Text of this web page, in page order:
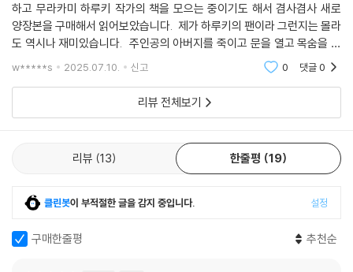
나카타와 호시노는 입구의 돌을 찾아 힘겹게 문을 열었다. 그럼에도 눈앞
에 보이는 세계는 변하지 않았다. 한 세계의 끝에 닿는다고 해도 이미 일어
난 일은 돌이킬 수 없다. 그럼에도 삶을 포기할 수 없는 것은 직접 해보지
않고서는 알 수 없는 일들이 있기 때문이다. 어디에나 있을 법한 평범한 돌
이 사실은 비밀의 문을 여는 입구였듯이, 눈에 보이지 않는 복잡한 규칙들
이 세계를 움직이고 있는지도 모른다. 매일 달라지는 세계를 완전히 이해
고된 하루의 끝에서 우리는 눈을 감는다.
“너는 이제 잠을 자는 것이 좋겠어” 하고 까마귀라고 불리는 소년이 말한
다. “잠을 자고 다시 눈을 떴을 때, 너는 새로운 세계의 일부가 되어 있을 거
야.”
이윽고 너는 잠이 든다. 그리고 눈을 떴을 때, 너는 새로운 세계의 일부가
하고 무라카미 하루키 작가의 책을 모으는 중이기도 해서 겸사겸사 새로
양장본을 구매해서 읽어보았습니다. 제가 하루키의 팬이라 그런지는 몰라
도 역시나 재미있습니다. 주인공의 아버지를 죽이고 문을 열고 목숨을 잃
은 노인 나카타 사토, 그 노인을 도와주는 호시노, 아버지의 예언에서 벗
w*****s 2025.07.10. 신고 0 댓글0
리뷰 전체보기
리뷰 13 한줄평 19
클린봇이 부적절한 글을 감지 중입니다. 설정
구매한줄평 추천순